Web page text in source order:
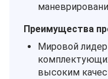
Преимущества
Мировой
высоким